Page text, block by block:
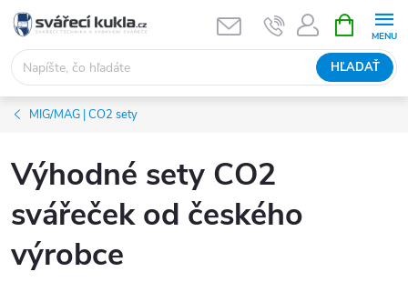
Prejsť na obsah
HĽADAŤ
MIG/MAG | CO2 sety
Výhodné sety CO2
svářeček od českého
výrobce